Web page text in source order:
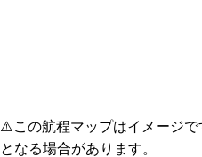
⚠️この航程マップはイメージ
となる場合があります。